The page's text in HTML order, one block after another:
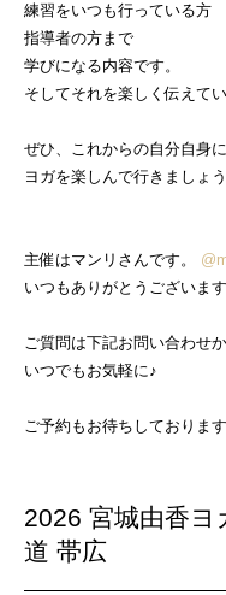
練習をいつも行っている方
指導者の方まで
学びになる内容です。
そしてそれを楽しく伝えて
ぜひ、これからの自分自身
ヨガを楽しんで行きましょ
主催はマンリさんです。
いつもありがとうございま
ご質問は下記お問い合わせ
いつでもお気軽に♪
ご予約もお待ちしておりま
2026 宮城由香
道 帯広